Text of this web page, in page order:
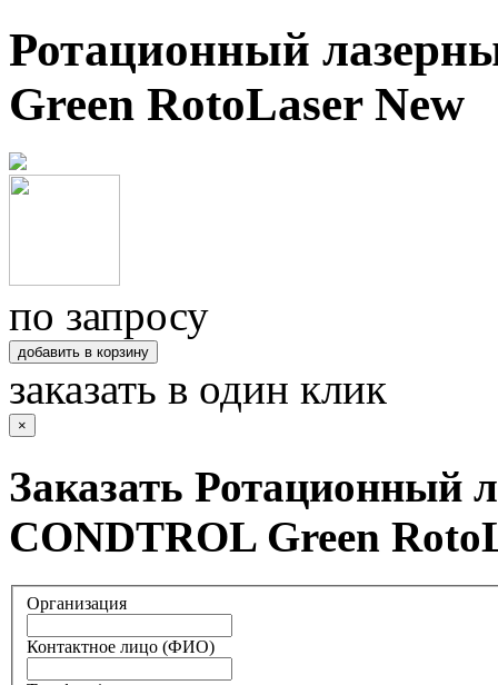
Ротационный
Green RotоLaser New
по запросу
добавить в корзину
заказать в один клик
×
Заказать Ротационный
CONDTROL Green
Организация
Контактное лицо (ФИО)